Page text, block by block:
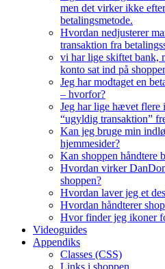
men det virker ikke
betalingsmetode.
Hvordan nedjusterer
transaktion fra
vi har lige skiftet bank,
konto sat ind på
Jeg har modtaget en
– hvorfor?
Jeg har lige hævet flere
“ugyldig transaktion”
Kan jeg bruge min
hjemmesider?
Kan shoppen håndtere
Hvordan virker
shoppen?
Hvordan laver jeg et
Hvordan håndterer
Hvor finder jeg ikoner
Videoguides
Appendiks
Classes (CSS)
Links i shoppen